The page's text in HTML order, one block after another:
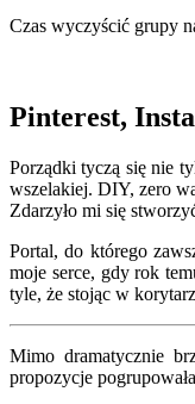
Czas wyczyścić grupy
Pinterest,
Porządki tyczą się nie
wszelakiej. DIY, zero
Zdarzyło mi się
Portal, do którego
moje serce, gdy rok
tyle, że stojąc w
Mimo dramatycznie
propozycje